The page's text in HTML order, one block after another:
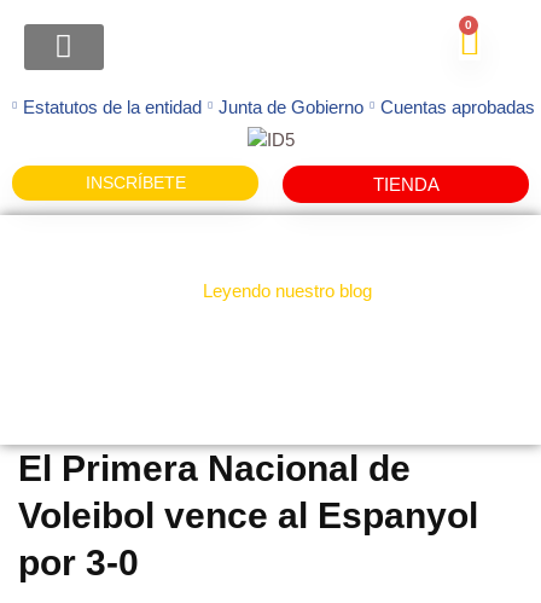
0
Estatutos de la entidad Junta de Gobierno Cuentas aprobadas
INSCRÍBETE TIENDA
Leyendo nuestro blog
El Primera Nacional de
Voleibol vence al Espanyol
por 3-0